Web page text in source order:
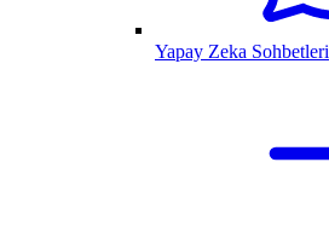
Yapay Zeka Sohbetleri